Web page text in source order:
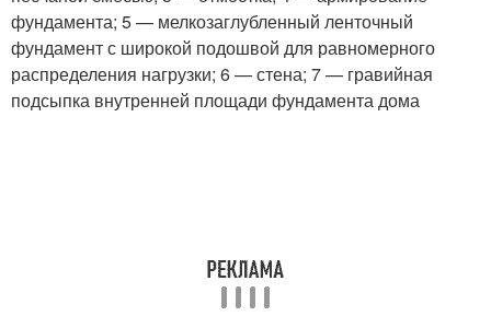
фундамента; 5 — мелкозаглубленный ленточный
фундамент с широкой подошвой для равномерного
распределения нагрузки; 6 — стена; 7 — гравийная
подсыпка внутренней площади фундамента дома